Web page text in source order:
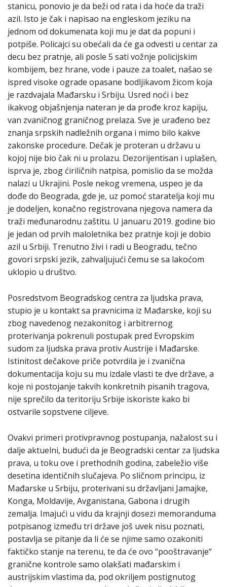
stanicu, ponovio je da beži od rata i da hoće da traži
azil. Isto je čak i napisao na engleskom jeziku na
jednom od dokumenata koji mu je dat da popuni i
potpiše. Policajci su obećali da će ga odvesti u centar za
decu bez pratnje, ali posle 5 sati vožnje policijskim
kombijem, bez hrane, vode i pauze za toalet, našao se
ispred visoke ograde opasane bodljikavom žicom koja
je razdvajala Mađarsku i Srbiju. Usred noći i bez
ikakvog objašnjenja nateran je da prođe kroz kapiju,
van zvaničnog graničnog prelaza. Sve je urađeno bez
znanja srpskih nadležnih organa i mimo bilo kakve
zakonske procedure. Dečak je proteran u državu u
kojoj nije bio čak ni u prolazu. Dezorijentisan i uplašen,
isprva je, zbog ćiriličnih natpisa, pomislio da se možda
nalazi u Ukrajini. Posle nekog vremena, uspeo je da
dođe do Beograda, gde je, uz pomoć staratelja koji mu
je dodeljen, konačno registrovana njegova namera da
traži međunarodnu zaštitu. U januaru 2019. godine bio
je jedan od prvih maloletnika bez pratnje koji je dobio
azil u Srbiji. Trenutno živi i radi u Beogradu, tečno
govori srpski jezik, zahvaljujući čemu se sa lakoćom
uklopio u društvo.
Posredstvom Beogradskog centra za ljudska prava,
stupio je u kontakt sa pravnicima iz Mađarske, koji su
zbog navedenog nezakonitog i arbitrernog
proterivanja pokrenuli postupak pred Evropskim
sudom za ljudska prava protiv Austrije i Mađarske.
Istinitost dečakove priče potvrdila je i zvanična
dokumentacija koju su mu izdale vlasti te dve države, a
koje ni postojanje takvih konkretnih pisanih tragova,
nije sprečilo da teritoriju Srbije iskoriste kako bi
ostvarile sopstvene ciljeve.
Ovakvi primeri protivpravnog postupanja, nažalost su i
dalje aktuelni, budući da je Beogradski centar za ljudska
prava, u toku ove i prethodnih godina, zabeležio više
desetina identičnih slučajeva. Po sličnom principu, iz
Mađarske u Srbiju, proterivani su državljani Jamajke,
Кonga, Moldavije, Avganistana, Gabona i drugih
zemalja. Imajući u vidu da krajnji dosezi memoranduma
potpisanog između tri države još uvek nisu poznati,
postavlja se pitanje da li će se njime samo ozakoniti
faktičko stanje na terenu, te da će ovo “pooštravanje“
granične kontrole samo olakšati mađarskim i
austrijskim vlastima da, pod okriljem postignutog